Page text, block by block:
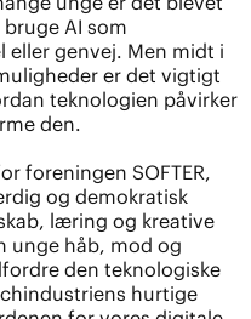
AI som
genvej. Men midt i
er det vigtigt
teknologien påvirker
den.
foreningen SOFTER,
og demokratisk
læring og kreative
unge håb, mod og
den teknologiske
hurtige